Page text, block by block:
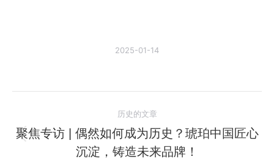
2025-01-14
章
历史的文章
历
史
聚焦专访 | 偶然如何成为历史？琥珀中国匠心
沉淀，铸造未来品牌！